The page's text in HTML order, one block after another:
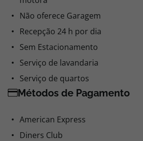
Não oferece Garagem
Recepção 24 h por dia
Sem Estacionamento
Serviço de lavandaria
Serviço de quartos
Métodos de Pagamento
American Express
Diners Club